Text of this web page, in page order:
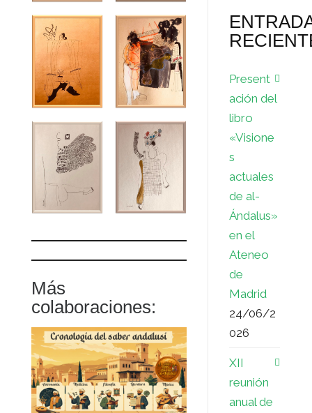
Más
colaboraciones:
Present
ación del
libro
«Visione
s
actuales
de al-
Ándalus»
en el
Ateneo
de
Madrid
24/06/2
026
XII
reunión
anual de